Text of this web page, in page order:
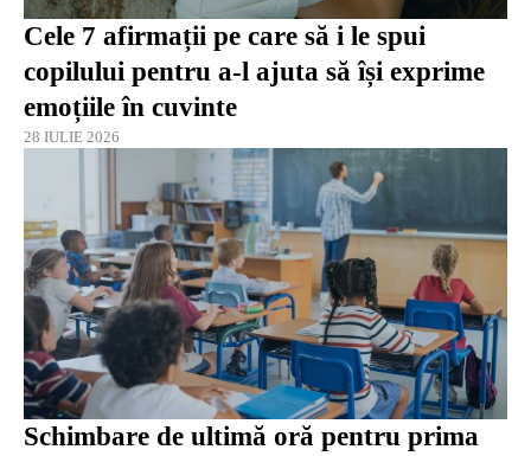
Cele 7 afirmații pe care să i le spui
copilului pentru a-l ajuta să își exprime
emoțiile în cuvinte
28 IULIE 2026
Schimbare de ultimă oră pentru prima